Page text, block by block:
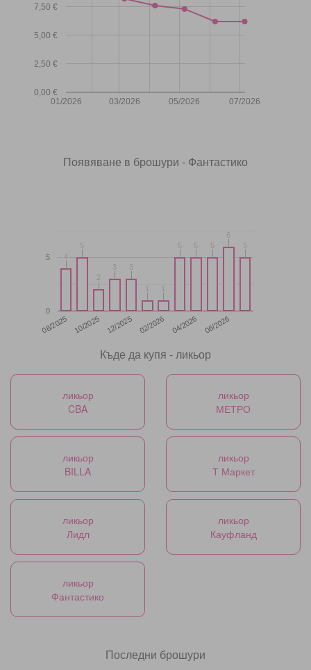
01/2026 03/2026 05/2026 07/2026
0,00 €
2,50 €
5,00 €
7,50 €
Появяване в брошури - Фантастико
08/2025 10/2025 12/2025 02/2026 04/2026 06/2026
0
5 44
55
22
33 33
55 55 55
66
55
Къде да купя - ликьор
ликьор
CBA
ликьор
МЕТРО
ликьор
BILLA
ликьор
Т Маркет
ликьор
Лидл
ликьор
Кауфланд
ликьор
Фантастико
Последни брошури